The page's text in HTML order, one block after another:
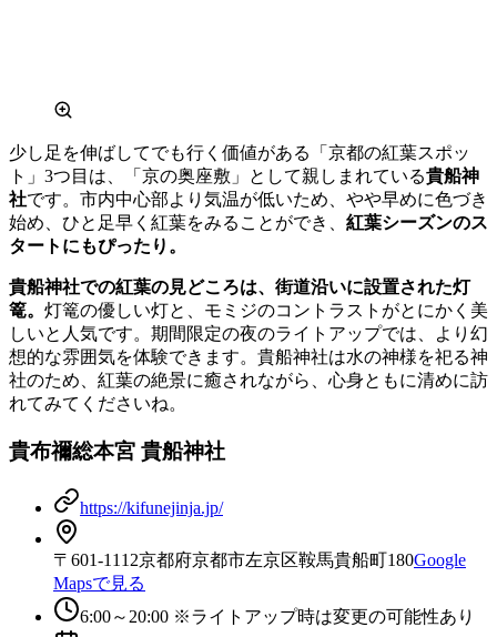
少し足を伸ばしてでも行く価値がある「京都の紅葉スポッ
ト」3つ目は、「京の奥座敷」として親しまれている貴船神
社です。市内中心部より気温が低いため、やや早めに色づき
始め、ひと足早く紅葉をみることができ、 紅葉シーズンのス
タートにもぴったり。
貴船神社での紅葉の見どころは、街道沿いに設置された灯
篭。 灯篭の優しい灯と、モミジのコントラストがとにかく美
しいと人気です。期間限定の夜のライトアップでは、より幻
想的な雰囲気を体験できます。貴船神社は水の神様を祀る神
社のため、紅葉の絶景に癒されながら、心身ともに清めに訪
れてみてくださいね。
貴布禰総本宮 貴船神社
https://kifunejinja.jp/
〒601-1112京都府京都市左京区鞍馬貴船町180Google
Mapsで見る
6:00～20:00 ※ライトアップ時は変更の可能性あり